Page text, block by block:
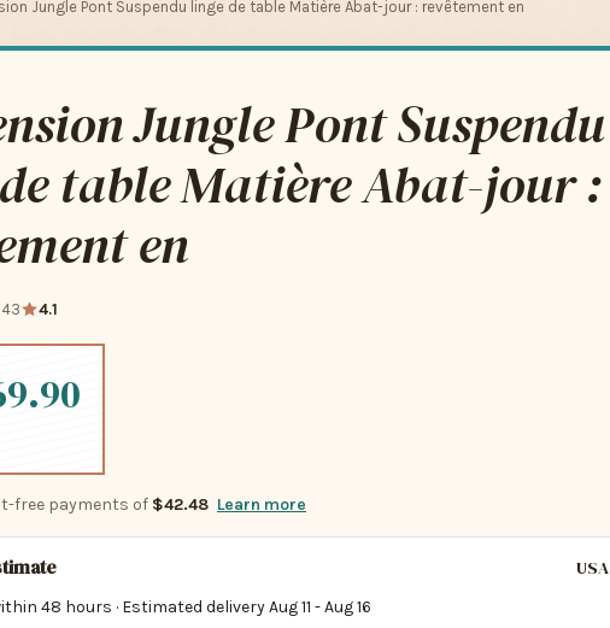
Jungle Pont Suspendu linge de table Matière Abat-jour : revêtement en
Jungle Pont Suspendu
table Matière Abat-jour :
en
4.1
free payments of $42.48 Learn more
USA
48 hours · Estimated deliveryAug 11 -Aug 16